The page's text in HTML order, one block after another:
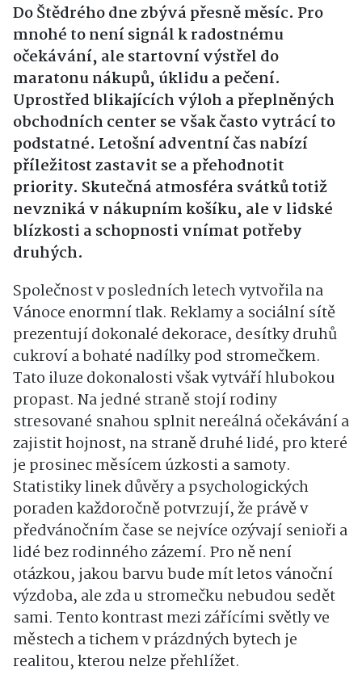
Do Štědrého dne zbývá přesně měsíc. Pro
mnohé to není signál k radostnému
očekávání, ale startovní výstřel do
maratonu nákupů, úklidu a pečení.
Uprostřed blikajících výloh a přeplněných
obchodních center se však často vytrácí to
podstatné. Letošní adventní čas nabízí
příležitost zastavit se a přehodnotit
priority. Skutečná atmosféra svátků totiž
nevzniká v nákupním košíku, ale v lidské
blízkosti a schopnosti vnímat potřeby
druhých.
Společnost v posledních letech vytvořila na
Vánoce enormní tlak. Reklamy a sociální sítě
prezentují dokonalé dekorace, desítky druhů
cukroví a bohaté nadílky pod stromečkem.
Tato iluze dokonalosti však vytváří hlubokou
propast. Na jedné straně stojí rodiny
stresované snahou splnit nereálná očekávání a
zajistit hojnost, na straně druhé lidé, pro které
je prosinec měsícem úzkosti a samoty.
Statistiky linek důvěry a psychologických
poraden každoročně potvrzují, že právě v
předvánočním čase se nejvíce ozývají senioři a
lidé bez rodinného zázemí. Pro ně není
otázkou, jakou barvu bude mít letos vánoční
výzdoba, ale zda u stromečku nebudou sedět
sami. Tento kontrast mezi zářícími světly ve
městech a tichem v prázdných bytech je
realitou, kterou nelze přehlížet.